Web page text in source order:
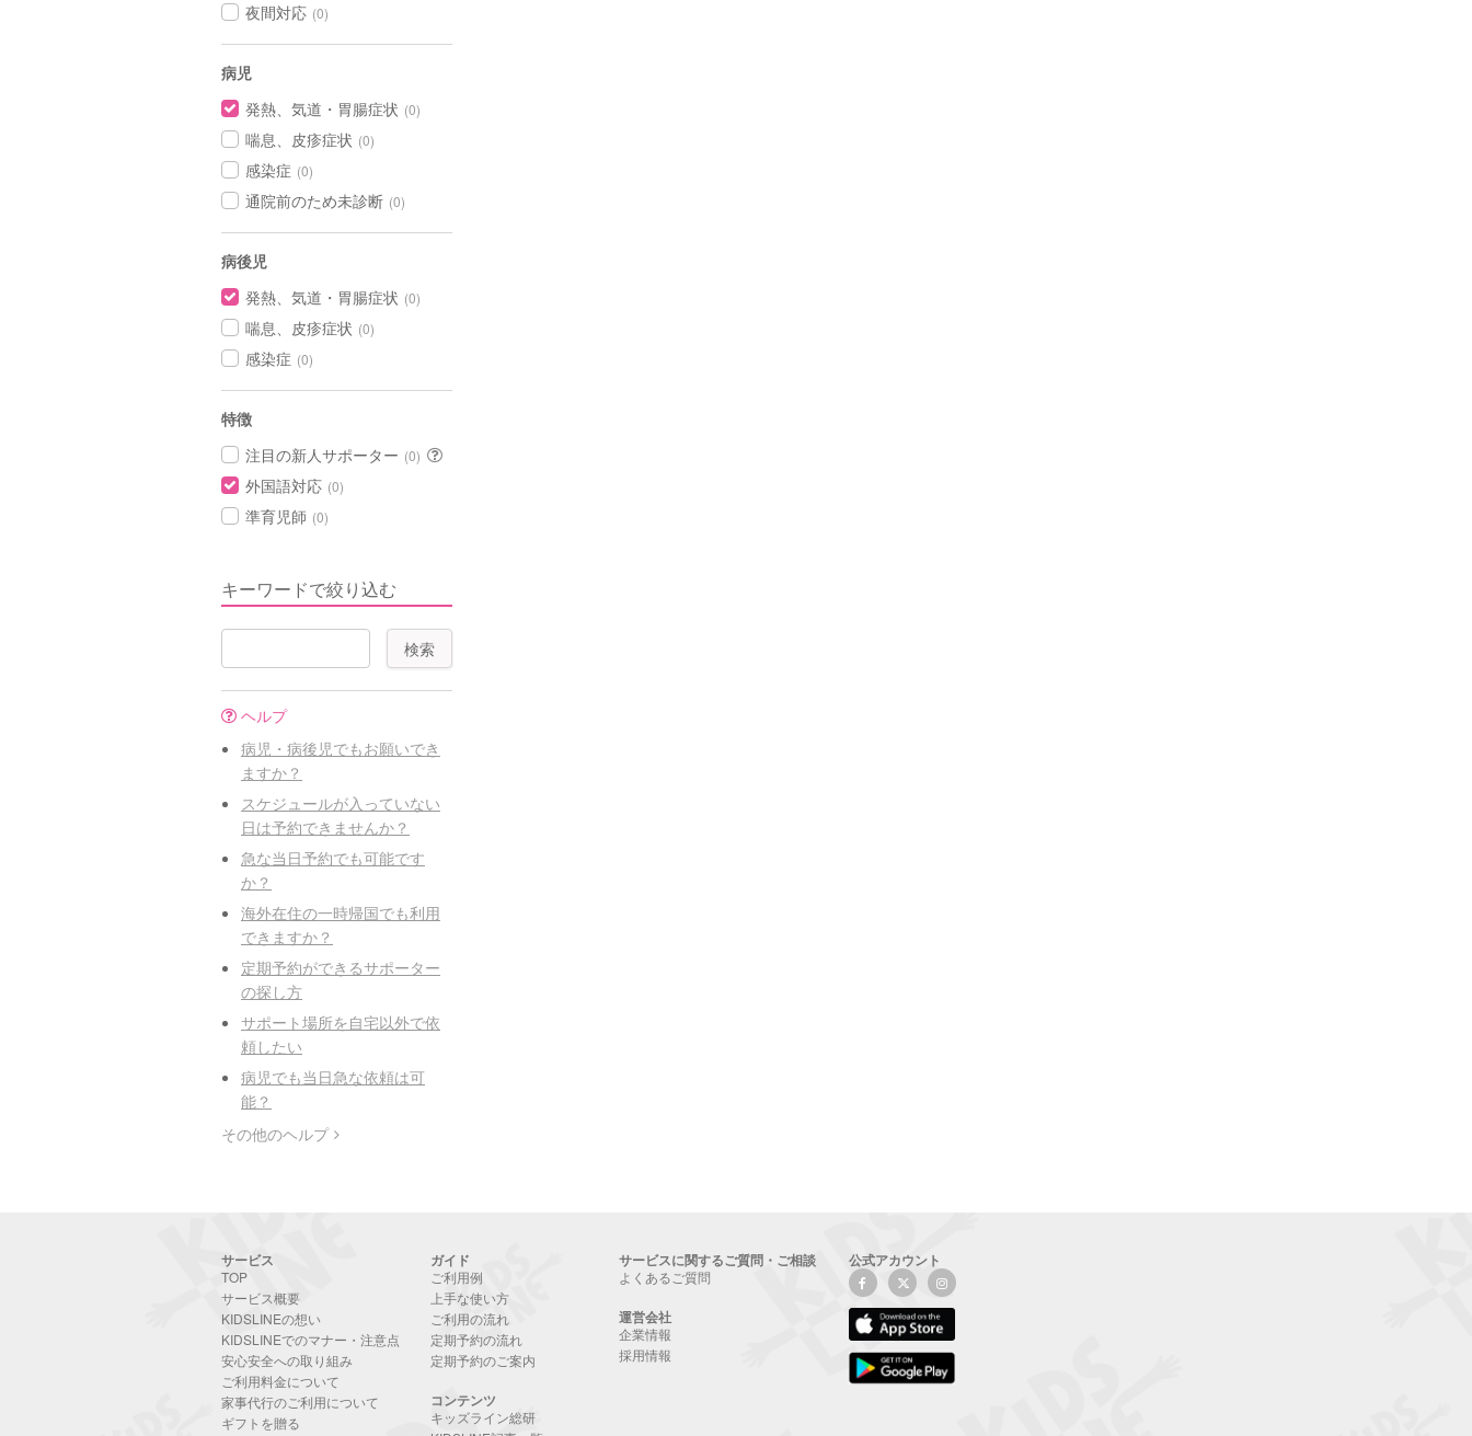
夜間対応 (0)
病児
発熱、気道・胃腸症状 (0)
喘息、皮疹症状 (0)
感染症 (0)
通院前のため未診断 (0)
病後児
発熱、気道・胃腸症状 (0)
喘息、皮疹症状 (0)
感染症 (0)
特徴
注目の新人サポーター (0)
外国語対応 (0)
準育児師 (0)
キーワードで絞り込む
ヘルプ
病児・病後児でもお願いでき
ますか？
スケジュールが入っていない
日は予約できませんか？
急な当日予約でも可能です
か？
海外在住の一時帰国でも利用
できますか？
定期予約ができるサポーター
の探し方
サポート場所を自宅以外で依
頼したい
病児でも当日急な依頼は可
能？
その他のヘルプ
サービス
TOP
サービス概要
KIDSLINEの想い
KIDSLINEでのマナー・注意点
安心安全への取り組み
ご利用料金について
家事代行のご利用について
ギフトを贈る
ガイド
ご利用例
上手な使い方
ご利用の流れ
定期予約の流れ
定期予約のご案内
コンテンツ
キッズライン総研
サービスに関するご質問・ご相談
よくあるご質問
運営会社
企業情報
採用情報
公式アカウント